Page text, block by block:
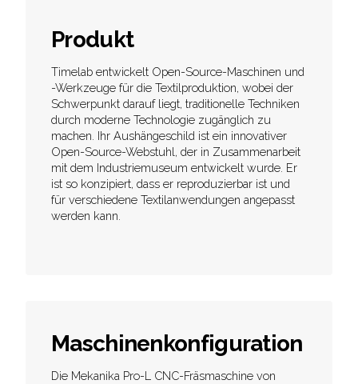
Produkt
Timelab entwickelt Open-Source-Maschinen und
-Werkzeuge für die Textilproduktion, wobei der
Schwerpunkt darauf liegt, traditionelle Techniken
durch moderne Technologie zugänglich zu
machen. Ihr Aushängeschild ist ein innovativer
Open-Source-Webstuhl, der in Zusammenarbeit
mit dem Industriemuseum entwickelt wurde. Er
ist so konzipiert, dass er reproduzierbar ist und
für verschiedene Textilanwendungen angepasst
werden kann.
Maschinenkonfiguration
Die Mekanika Pro-L CNC-Fräsmaschine von